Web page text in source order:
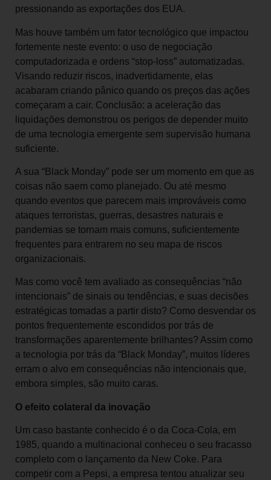
pressionando as exportações dos EUA.
Mas houve também um fator tecnológico que impactou
fortemente neste evento: o uso de negociação
computadorizada e ordens “stop-loss” automatizadas.
Visando reduzir riscos, inadvertidamente, elas
acabaram criando pânico quando os preços das ações
começaram a cair. Conclusão: a aceleração das
liquidações demonstrou os perigos de depender muito
de uma tecnologia emergente sem supervisão humana
suficiente.
A sua “Black Monday” pode ser um momento em que as
coisas não saem como planejado. Ou até mesmo
quando eventos que parecem mais improváveis como
ataques terroristas, guerras, desastres naturais e
pandemias se tornam mais comuns, suficientemente
frequentes para entrarem no seu mapa de riscos
organizacionais.
Mas como você tem avaliado as consequências “não
intencionais” de sinais ou tendências, e suas decisões
estratégicas tomadas a partir disto? Como desvendar os
pontos frequentemente escondidos por trás de
transformações aparentemente brilhantes? Assim como
a tecnologia por trás da “Black Monday”, muitos líderes
erram o alvo em consequências não intencionais que,
embora simples, são muito caras.
O efeito colateral da inovação
Um caso bastante conhecido é o da Coca-Cola, em
1985, quando a multinacional conheceu o seu fracasso
completo com o lançamento da New Coke. Para
competir com a Pepsi, a empresa tentou atualizar seu